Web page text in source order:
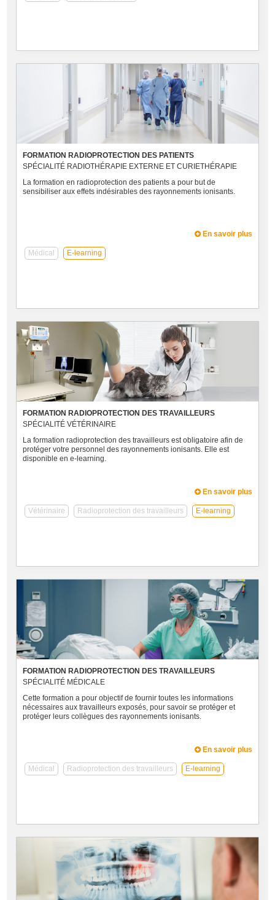
FORMATION RADIOPROTECTION DES PATIENTS
SPÉCIALITÉ RADIOTHÉRAPIE EXTERNE ET CURIETHÉRAPIE
La formation en radioprotection des patients a pour but de
sensibiliser aux effets indésirables des rayonnements ionisants.
En savoir plus
Médical E-learning
FORMATION RADIOPROTECTION DES TRAVAILLEURS
SPÉCIALITÉ VÉTÉRINAIRE
La formation radioprotection des travailleurs est obligatoire afin de
protéger votre personnel des rayonnements ionisants. Elle est
disponible en e-learning.
En savoir plus
Vétérinaire Radioprotection des travailleurs E-learning
FORMATION RADIOPROTECTION DES TRAVAILLEURS
SPÉCIALITÉ MÉDICALE
Cette formation a pour objectif de fournir toutes les informations
nécessaires aux travailleurs exposés, pour savoir se protéger et
protéger leurs collègues des rayonnements ionisants.
En savoir plus
Médical Radioprotection des travailleurs E-learning